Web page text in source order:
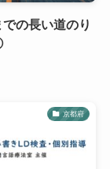
の長い道のり
京都府